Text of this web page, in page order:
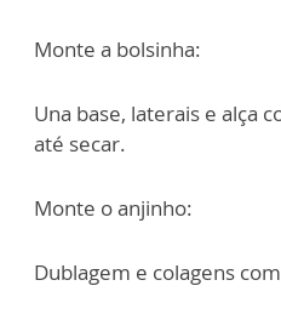
Monte a bolsinha:
Una base, laterais e alça
até secar.
Monte o anjinho:
Dublagem e colagens